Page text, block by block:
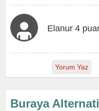
Elanur 4
Yorum Yaz
Buraya